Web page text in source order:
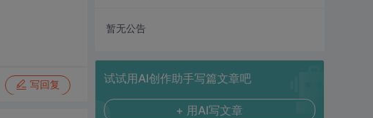
写回复
暂无公告
试试用AI创作助手写篇文章吧
+ 用AI写文章